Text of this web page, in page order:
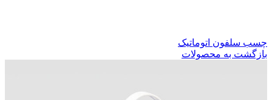
چسب سلفون اتوماتیک
بازگشت به محصولات